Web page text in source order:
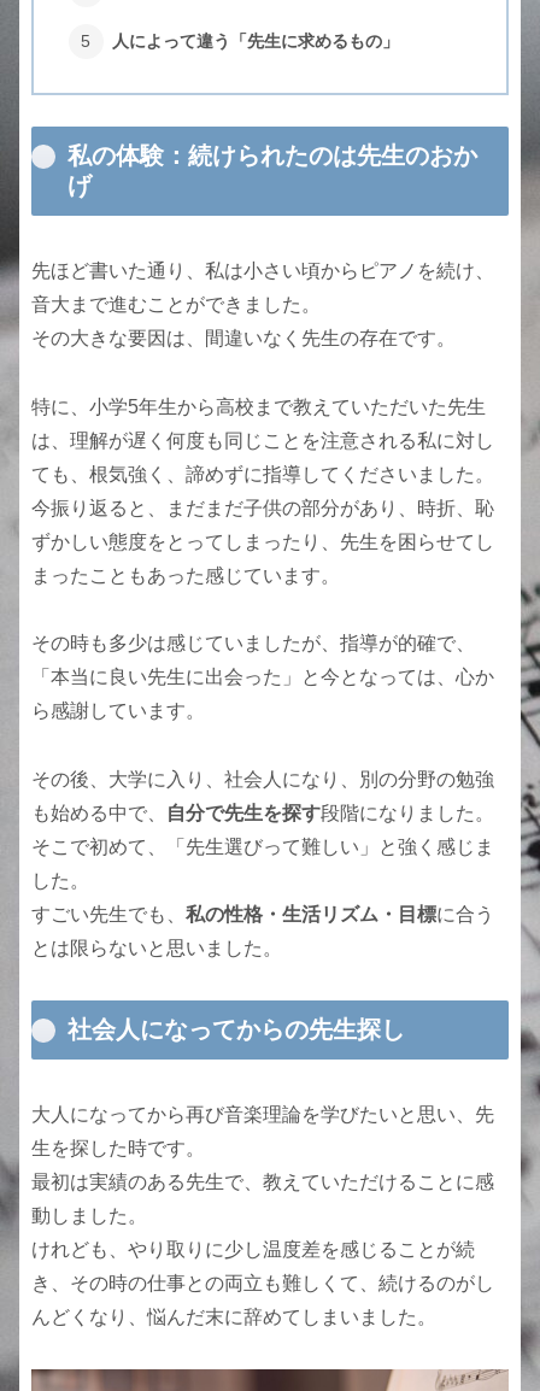
人によって違う「先生に求めるもの」
私の体験：続けられたのは先生のおか
げ
先ほど書いた通り、私は小さい頃からピアノを続け、
音大まで進むことができました。
その大きな要因は、間違いなく先生の存在です。
特に、小学5年生から高校まで教えていただいた先生
は、理解が遅く何度も同じことを注意される私に対し
ても、根気強く、諦めずに指導してくださいました。
今振り返ると、まだまだ子供の部分があり、時折、恥
ずかしい態度をとってしまったり、先生を困らせてし
まったこともあった感じています。
その時も多少は感じていましたが、指導が的確で、
「本当に良い先生に出会った」と今となっては、心か
ら感謝しています。
その後、大学に入り、社会人になり、別の分野の勉強
も始める中で、
自分で先生を探す段階になりました。
そこで初めて、「先生選びって難しい」と強く感じま
した。
すごい先生でも、 私の性格・生活リズム・目標に合う
とは限らないと思いました。
社会人になってからの先生探し
大人になってから再び音楽理論を学びたいと思い、先
生を探した時です。
最初は実績のある先生で、教えていただけることに感
動しました。
けれども、やり取りに少し温度差を感じることが続
き、その時の仕事との両立も難しくて、続けるのがし
んどくなり、悩んだ末に辞めてしまいました。